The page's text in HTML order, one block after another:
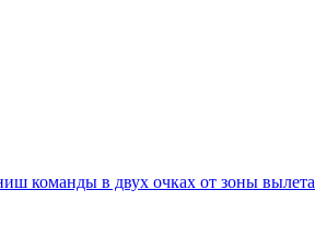
команды в двух очках от зоны вылета